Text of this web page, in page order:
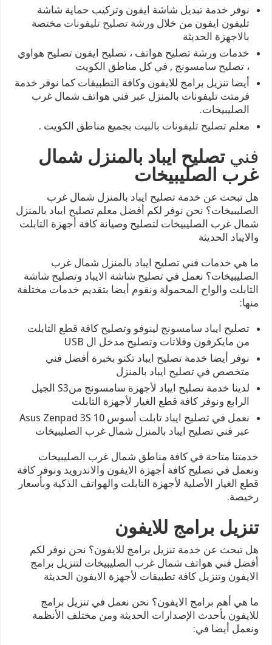
نوفر خدمة تبديل شاشة ايفون وتركيب حماية شاشة
تليفون ايفون من خلال ورشة تصليح تليفونات مختصة
بالاجهزة الحديثة
خدمات ورشة تصليح هواتف ، تصليح ايفون تصليح هواوي
، تصليح سامسونج , في كل مناطق الكويت
أيضا تنزيل برامج للايفون وكافة التطبيقات كما نوفر خدمة
فرمتت تليفونات بالمنزل عبر فني هواتف شمال غرب
الصليبيخات.
معلمتصليح تليفونات بالبيت بجميع مناطق الكويت .
فنيتصليح ايباد بالمنزل شمال
غرب الصليبيخات
هل تبحث عن خدمة تصليح ايباد بالمنزل شمال غرب
الصليبيخات؟ نحن نوفر لكم أفضل معلم تصليح ايباد بالمنزل
شمال غرب الصليبيخات لتصليح وصيانة كافة أجهزة التابلت
والايباد الحديثة
ما هي خدمات فني تصليح ايباد بالمنزل شمال غرب
الصليبيخات؟ نعمل في تصليح شاشة الايباد وتصليح شاشة
التابلت والواح المحمولة ونقوم أيضا بتقديم خدمات مختلفة
منها:
تصليح ايباد سامسونج لينوفو وتصليح كافة قطع التابلت
من مايكرفون وفلاتات وتصليح مدخل ال USB
نوفر أيضا خدمة تصليح ايباد تكنو بخبرة أفضل فني
متخصص في تصليح ايباد بالمنزل
لدينا خدمة تصليح ايباد لأجهزة سامسونج منS3 الجيل
الرابع ونوفر كافة قطع الغيار لأجهزة التابلت
نعمل في تصليح ايباد تابلت أسوس Asus Zenpad 3S 10
عبر فني تصليح ايباد بالمنزل شمال غرب الصليبيخات
خدمتنا متاحة في كافة مناطق شمال غرب الصليبيخات
ونعمل في تصليح كافة أجهزة الايفون والاندرويد ونوفر كافة
قطع الغيار الأصلية لأجهزة التابلت والهواتف الذكية وبأسعار
رخيصة.
تنزيل برامج للايفون
هل تبحث عن خدمة تنزيل برامج للايفون؟ نحن نوفر لكم
أفضل فني هواتف شمال غرب الصليبيخات لتنزيل برامج
الايفون وتنزيل كافة تطبيقات لأجهزة الايفون الحديثة
ما هي أهم برامج الايفون؟ نحن نعمل في تنزيل برامج
للايفون بأحدث الإصدارات الحديثة ومن مختلف الأنظمة
ونعمل أيضا في: